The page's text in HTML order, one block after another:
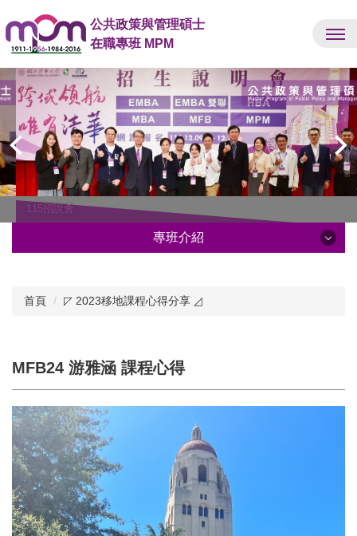
到
主
內
容
公共政策與管理碩士
在職專班 MPM
115招說會
專班介紹
招收對象與修業期限
收費標準
歷屆學生分布
MPM品牌管理
首頁 ◸ 2023移地課程心得分享 ◿
MFB24 游雅涵 課程心得